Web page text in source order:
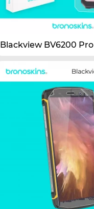
Blackview BV6200 Pro